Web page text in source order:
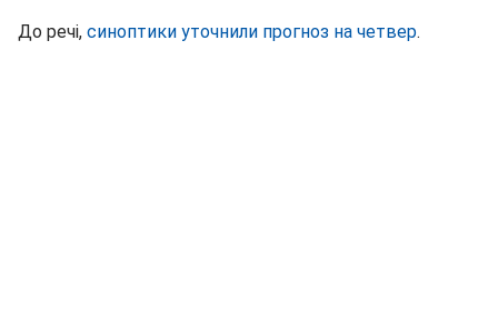
До речі, синоптики уточнили прогноз на четвер.